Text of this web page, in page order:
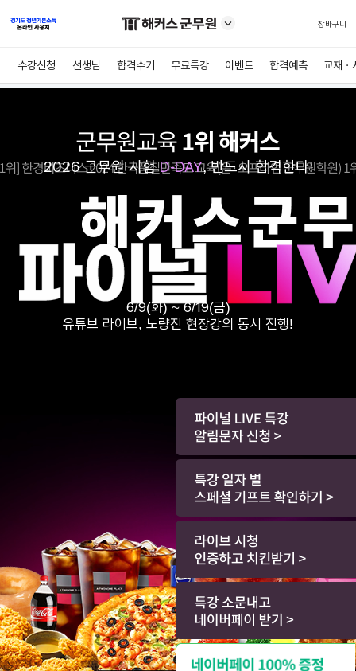
장바구니
수강신청 선생님 합격수기 무료특강 이벤트 합격예측 교재ㆍ
2026 군무원 시험D-DAY, 반드시 합격한다!
6/9(화) ~ 6/19(금)
유튜브 라이브, 노량진 현장강의 동시 진행!